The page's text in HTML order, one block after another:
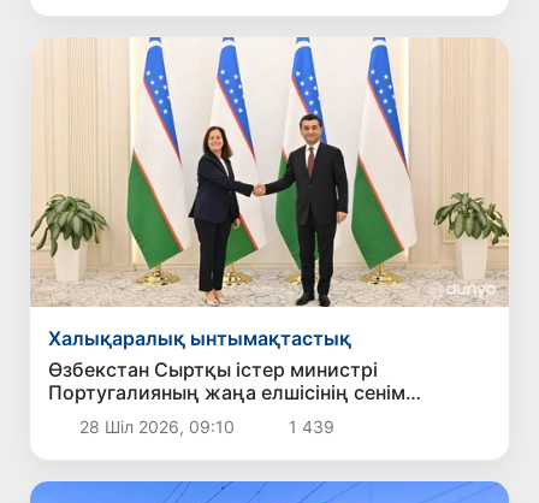
Халықаралық ынтымақтастық
Өзбекстан Сыртқы істер министрі
Португалияның жаңа елшісінің сенім
грамоталарын қабылдады
28 Шіл 2026, 09:10 1 439